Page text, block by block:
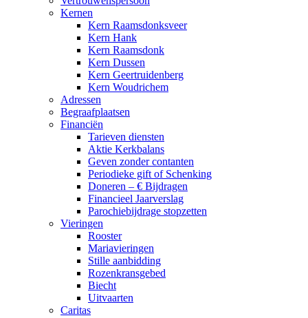
Kernen
Kern Raamsdonksveer
Kern Hank
Kern Raamsdonk
Kern Dussen
Kern Geertruidenberg
Kern Woudrichem
Adressen
Begraafplaatsen
Financiën
Tarieven diensten
Aktie Kerkbalans
Geven zonder contanten
Periodieke gift of Schenking
Doneren – € Bijdragen
Financieel Jaarverslag
Parochiebijdrage stopzetten
Vieringen
Rooster
Mariavieringen
Stille aanbidding
Rozenkransgebed
Biecht
Uitvaarten
Caritas